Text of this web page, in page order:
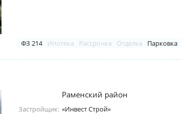
ФЗ 214 Ипотека Рассрочка Отделка Парковка
Раменский район
Застройщик: «Инвест Строй»